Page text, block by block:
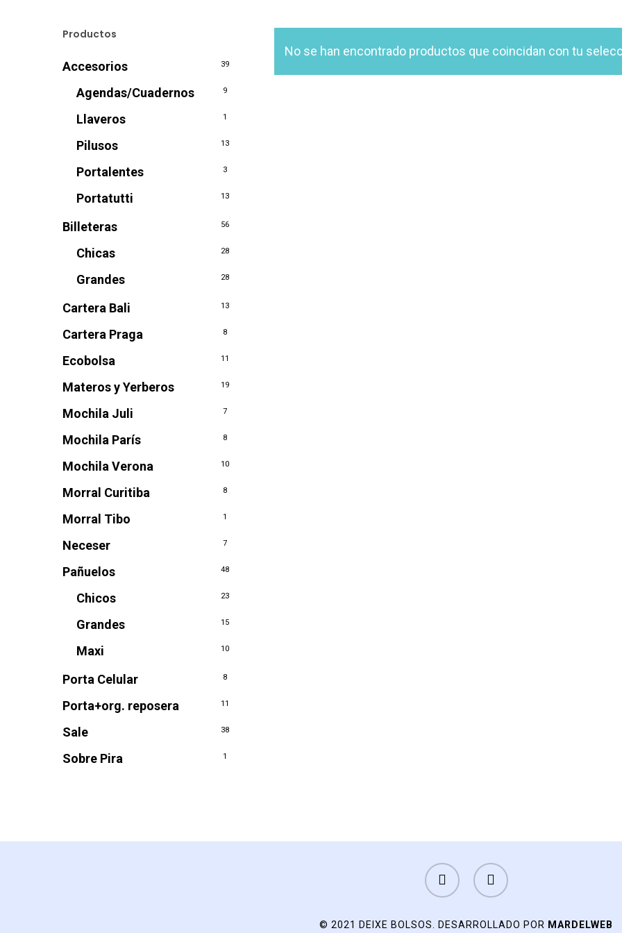
Productos
Accesorios 39
Agendas/Cuadernos 9
Llaveros 1
Pilusos 13
Portalentes 3
Portatutti 13
Billeteras 56
Chicas 28
Grandes 28
Cartera Bali 13
Cartera Praga 8
Ecobolsa 11
Materos y Yerberos 19
Mochila Juli 7
Mochila París 8
Mochila Verona 10
Morral Curitiba 8
Morral Tibo 1
Neceser 7
Pañuelos 48
Chicos 23
Grandes 15
Maxi 10
Porta Celular 8
Porta+org. reposera 11
Sale 38
Sobre Pira 1
No se han encontrado productos que coincidan con tu
FACEBOOKINSTAGRAM
© 2021 DEIXE BOLSOS. DESARROLLADO POR MARDELWEB